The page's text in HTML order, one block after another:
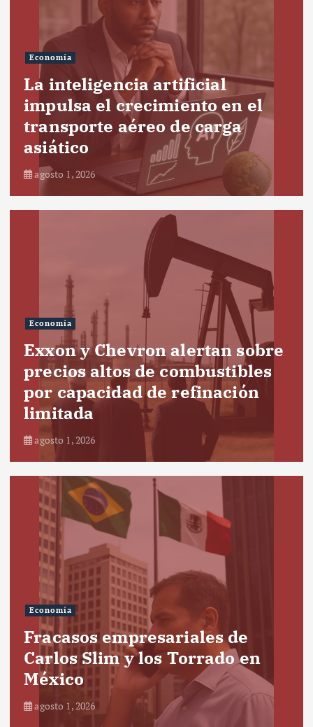
Economía
La inteligencia artificial
impulsa el crecimiento en el
transporte aéreo de carga
asiático
agosto 1, 2026
Economía
Exxon y Chevron alertan sobre
precios altos de combustibles
por capacidad de refinación
limitada
agosto 1, 2026
Economía
Fracasos empresariales de
Carlos Slim y los Torrado en
México
agosto 1, 2026